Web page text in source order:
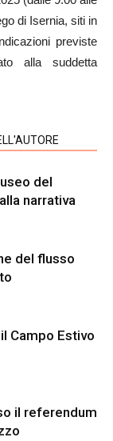
di Isernia, siti in
previste
alla suddetta
del
narrativa
del flusso
Campo Estivo
il referendum